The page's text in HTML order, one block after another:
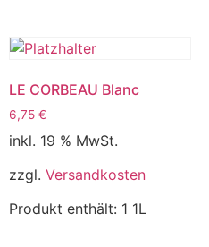
LE CORBEAU Blanc
6,75 €
inkl. 19 % MwSt.
zzgl. Versandkosten
Produkt enthält: 1 1L